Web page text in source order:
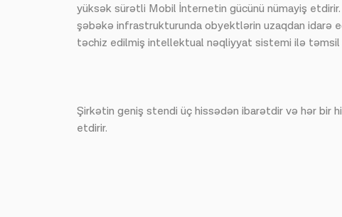
yüksək sürətli Mobil İnternetin gücünü nümayiş
şəbəkə infrastrukturunda obyektlərin uzaqdan idarə
təchiz edilmiş intellektual nəqliyyat sistemi ilə təmsil
Şirkətin geniş stendi üç hissədən ibarətdir və hər bir
etdirir.